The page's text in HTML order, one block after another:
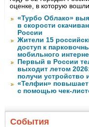
оценке, в которую
«Турбо Облако»
в скорости
России
Жители 15
доступ к
мобильного
Первый в России
выходит летом
получи устройство
«Телфин» повышает
с помощью чек-
События